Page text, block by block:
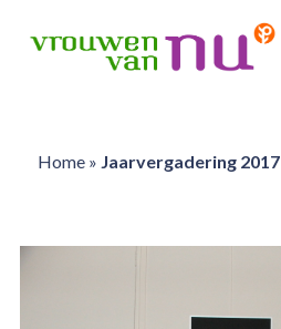
Home» Jaarvergadering 2017